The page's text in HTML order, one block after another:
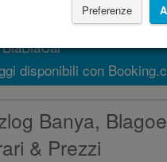
Preferenze
CERCA LE CORSE
BlaBlaCar
disponibili con
Banya,
& Prezzi